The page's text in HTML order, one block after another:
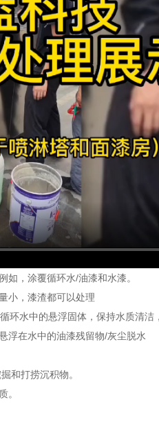
，涂覆循环水/油漆和水漆。
小，漆渣都可以处理
水中的悬浮固体，保持水质清洁
在水中的油漆残留物/灰尘脱水
和打捞沉积物。
。